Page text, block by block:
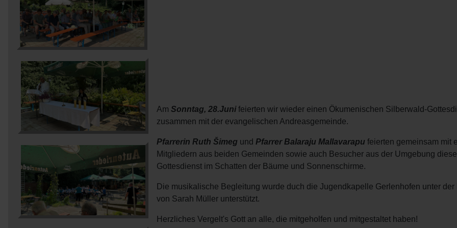
Am Sonntag, 28.Juni feierten wir wieder einen Ökumenischen Silberwald-
zusammen mit der evangelischen Andreasgemeinde.
Pfarrerin Ruth Šimeg und Pfarrer Balaraju Mallavarapu feierten gemeinsam mit
Mitgliedern aus beiden Gemeinden sowie auch Besucher aus der Umgebung
Gottesdienst im Schatten der Bäume und Sonnenschirme.
Die musikalische Begleitung wurde duch die Jugendkapelle Gerlenhofen unter der
von Sarah Müller unterstützt.
Herzliches Vergelt's Gott an alle, die mitgeholfen und mitgestaltet haben!